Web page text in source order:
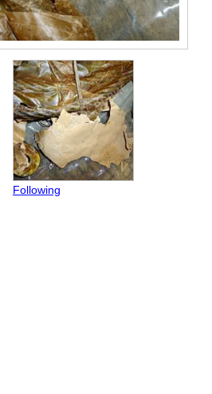
Following